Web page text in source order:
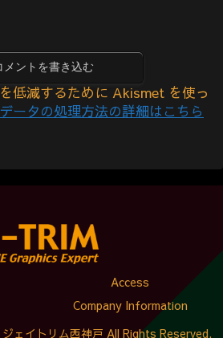
メントを書き込む
低減するために Akismet を使っ
ータの処理方法の詳細はこちら
Access
Company Information
ェイトリム西神戸 All Rights Reserved.